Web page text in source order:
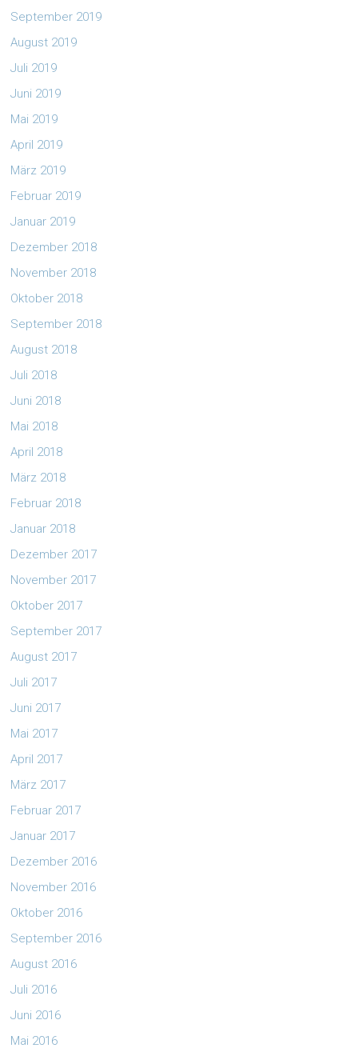
September 2019
August 2019
Juli 2019
Juni 2019
Mai 2019
April 2019
März 2019
Februar 2019
Januar 2019
Dezember 2018
November 2018
Oktober 2018
September 2018
August 2018
Juli 2018
Juni 2018
Mai 2018
April 2018
März 2018
Februar 2018
Januar 2018
Dezember 2017
November 2017
Oktober 2017
September 2017
August 2017
Juli 2017
Juni 2017
Mai 2017
April 2017
März 2017
Februar 2017
Januar 2017
Dezember 2016
November 2016
Oktober 2016
September 2016
August 2016
Juli 2016
Juni 2016
Mai 2016